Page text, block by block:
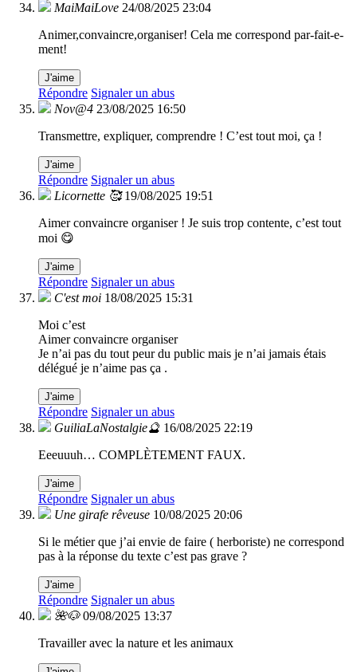
MaiMaiLove 24/08/2025 23:04
Animer,convaincre,organiser! Cela me correspond par-fait-e-
ment!
J'aime
Répondre Signaler un abus
Nov@4 23/08/2025 16:50
Transmettre, expliquer, comprendre ! C’est tout moi, ça !
J'aime
Répondre Signaler un abus
Licornette 🥰 19/08/2025 19:51
Aimer convaincre organiser ! Je suis trop contente, c’est tout
moi 😋
J'aime
Répondre Signaler un abus
C'est moi 18/08/2025 15:31
Moi c’est
Aimer convaincre organiser
Je n’ai pas du tout peur du public mais je n’ai jamais étais
délégué je n’aime pas ça .
J'aime
Répondre Signaler un abus
GuiliaLaNostalgie🔮 16/08/2025 22:19
Eeeuuuh… COMPLÈTEMENT FAUX.
J'aime
Répondre Signaler un abus
Une girafe rêveuse 10/08/2025 20:06
Si le métier que j’ai envie de faire ( herboriste) ne correspond
pas à la réponse du texte c’est pas grave ?
J'aime
Répondre Signaler un abus
🌺🐶 09/08/2025 13:37
Travailler avec la nature et les animaux